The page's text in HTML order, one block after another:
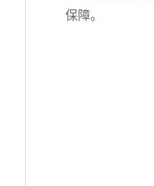
保障。